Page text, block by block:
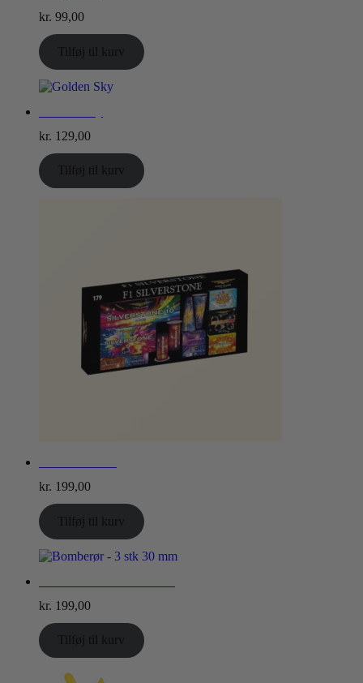
kr. 99,00
Tilføj til kurv
kr. 129,00
Tilføj til kurv
kr. 199,00
Tilføj til kurv
kr. 199,00
Tilføj til kurv